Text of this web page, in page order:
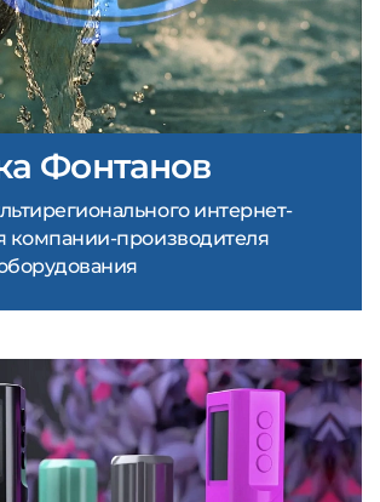
Фонтанов
интернет-
компании-производителя